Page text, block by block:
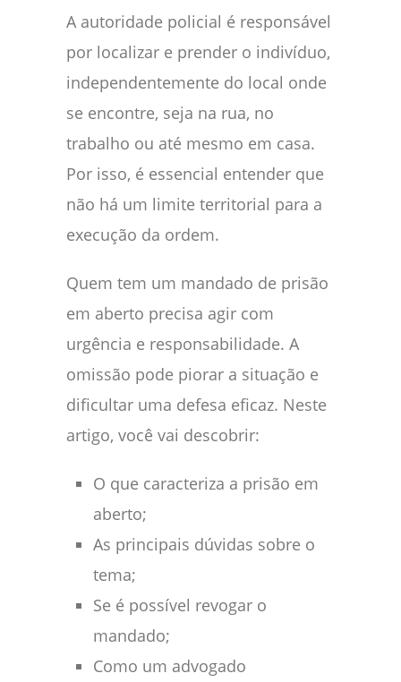
A autoridade policial é responsável
por localizar e prender o indivíduo,
independentemente do local onde
se encontre, seja na rua, no
trabalho ou até mesmo em casa.
Por isso, é essencial entender que
não há um limite territorial para a
execução da ordem.
Quem tem um mandado de prisão
em aberto precisa agir com
urgência e responsabilidade. A
omissão pode piorar a situação e
dificultar uma defesa eficaz. Neste
artigo, você vai descobrir:
O que caracteriza a prisão em
aberto;
As principais dúvidas sobre o
tema;
Se é possível revogar o
mandado;
Como um advogado